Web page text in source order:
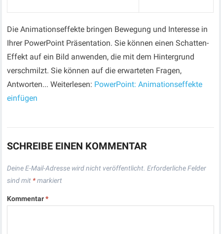
Die Animationseffekte bringen Bewegung und Interesse in
Ihrer PowerPoint Präsentation. Sie können einen Schatten-
Effekt auf ein Bild anwenden, die mit dem Hintergrund
verschmilzt. Sie können auf die erwarteten Fragen,
Antworten... Weiterlesen: PowerPoint: Animationseffekte
einfügen
SCHREIBE EINEN KOMMENTAR
Deine E-Mail-Adresse wird nicht veröffentlicht. Erforderliche Felder
sind mit *markiert
Kommentar*